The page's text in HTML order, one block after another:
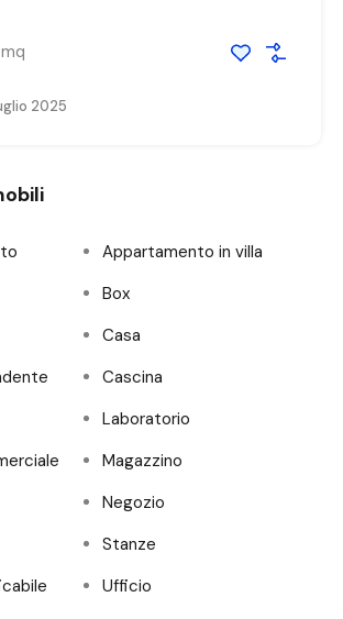
mq
2025
Appartamento in villa
Box
Casa
Cascina
Laboratorio
Magazzino
Negozio
Stanze
Ufficio